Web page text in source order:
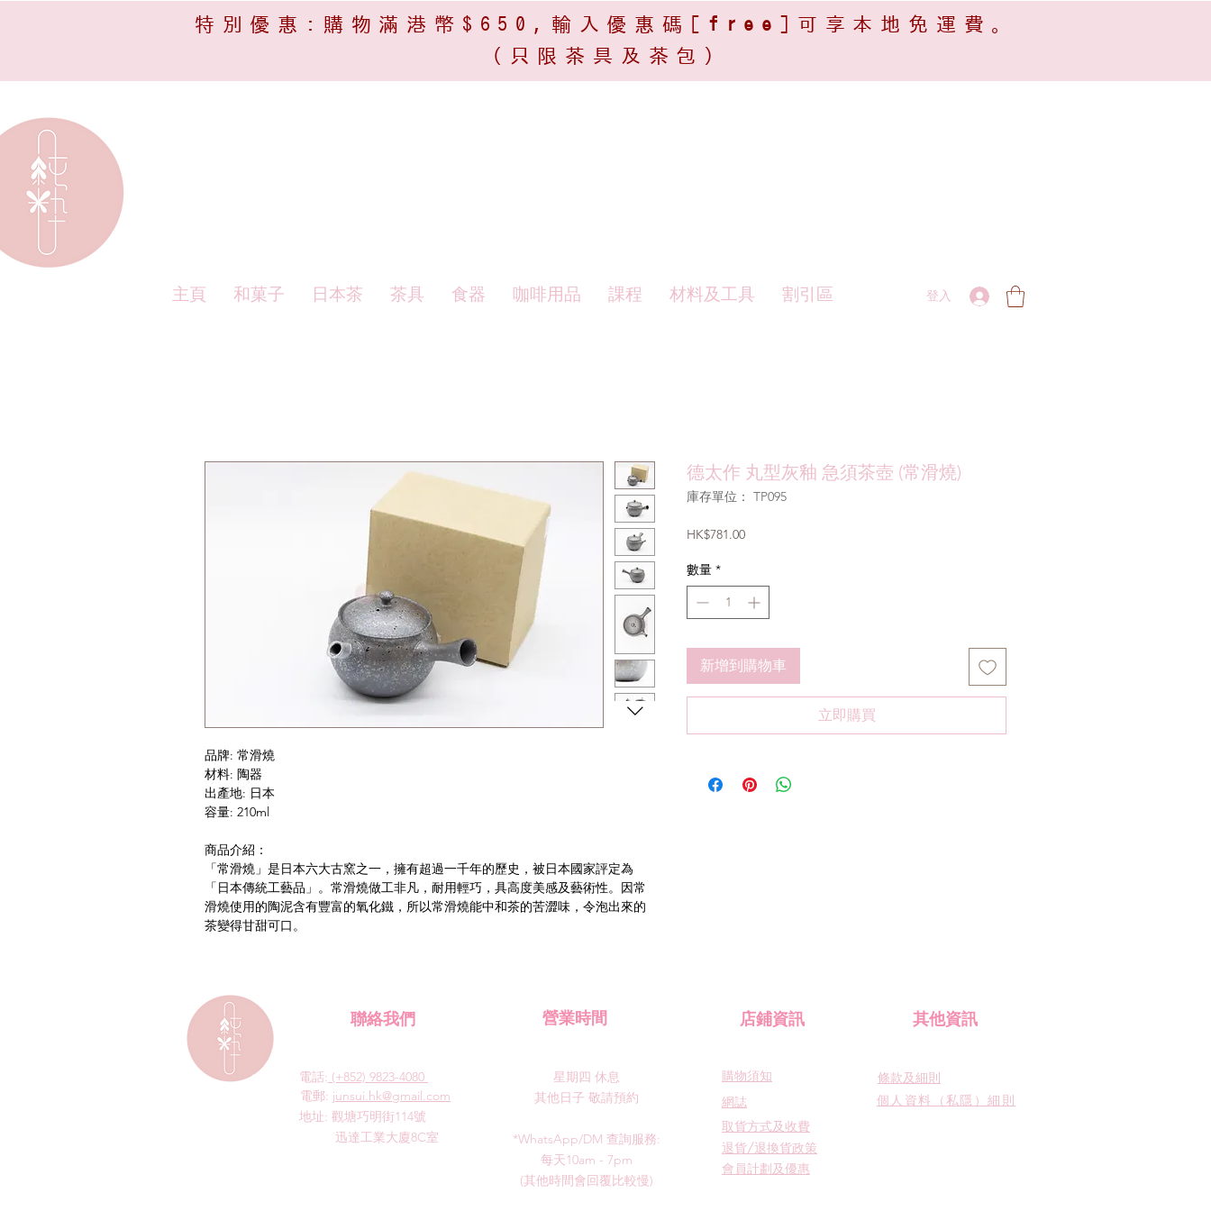
特別優惠:購物滿港幣$650,輸入優惠碼[ free
]可享本地免運費。
(只限茶具及茶包)​
主頁 和菓子 日本茶 茶具 食器 咖啡用品 課程 材料及工具 割引區 登入
品牌: 常滑燒
材料: 陶器
出產地: 日本
容量: 210ml
商品介紹：
「常滑燒」是日本六大古窯之一，擁有超過一千年的歷史，被日本國家評定為
「日本傳統工藝品」。常滑燒做工非凡，耐用輕巧，具高度美感及藝術性。因常
滑燒使用的陶泥含有豐富的氧化鐵，所以常滑燒能中和茶的苦澀味，令泡出來的
茶變得甘甜可口。
德太作 丸型灰釉 急須茶壺 (常滑燒)
庫存單位： TP095
HK$781.00價
數量 *
新增到購物車
立即購買
聯絡我們
電話: (+852) 9823-4080
​電郵: junsui.hk@gmail.com
​地址: 觀塘巧明街114號
迅達工業大廈8C室
​營業時間
星期四 休息
其他日子 敬請預約
*WhatsApp/DM 查詢服務:
每天10am - 7pm
​(其他時間會回覆比較慢)
​店鋪資訊
​購物須知
​網誌
​其他資訊
條款及細則
個人資料（私隱）細則
​取貨方式及收費
退貨/退換貨政策
會員計劃及優惠